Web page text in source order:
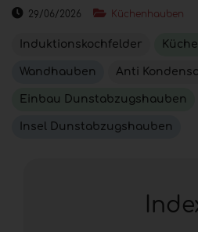
29/06/2026 Küchenhauben
Induktionskochfelder
Wandhauben Anti
Einbau Dunstabzugshauben
Insel Dunstabzugshauben